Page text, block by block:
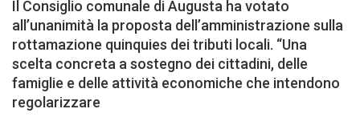
Il Consiglio comunale di Augusta ha votato
all’unanimità la proposta dell’amministrazione sulla
rottamazione quinquies dei tributi locali. “Una
scelta concreta a sostegno dei cittadini, delle
famiglie e delle attività economiche che intendono
regolarizzare